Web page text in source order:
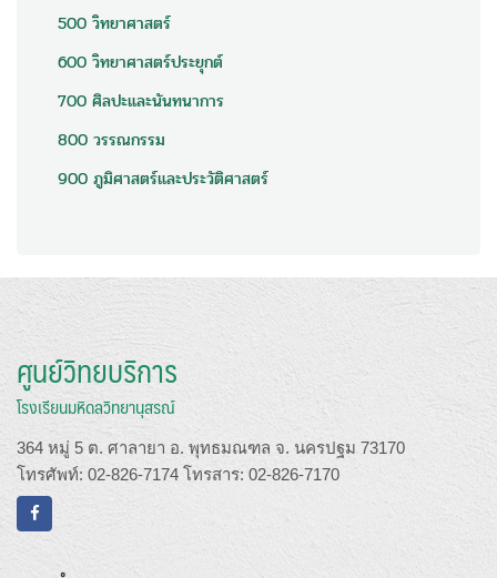
500 วิทยาศาสตร์
600 วิทยาศาสตร์ประยุกต์
700 ศิลปะและนันทนาการ
800 วรรณกรรม
900 ภูมิศาสตร์และประวัติศาสตร์
ศูนย์วิทยบริการ
โรงเรียนมหิดลวิทยานุสรณ์
364 หมู่ 5 ต. ศาลายา อ. พุทธมณฑล จ. นครปฐม 73170
โทรศัพท์: 02-826-7174 โทรสาร: 02-826-7170